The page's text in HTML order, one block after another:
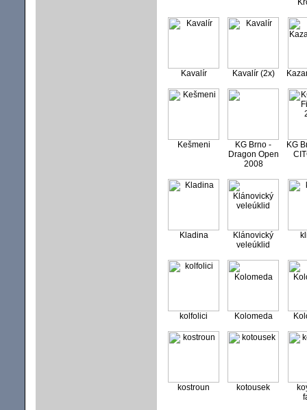
Kavalír Kavalír (2x)
Kešmeni
KG Brno -
Dragon Open
2008
KG
Kladina
Klánovický
veleúklid
kolfolici Kolomeda
kostroun kotousek